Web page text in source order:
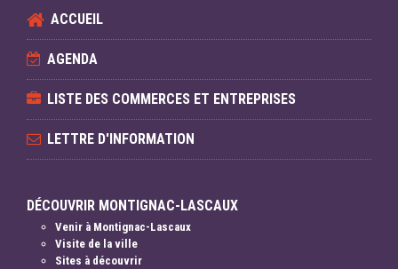
ACCUEIL
AGENDA
LISTE DES COMMERCES ET ENTREPRISES
LETTRE D'INFORMATION
DÉCOUVRIR MONTIGNAC-LASCAUX
Venir à Montignac-Lascaux
Visite de la ville
Sites à découvrir